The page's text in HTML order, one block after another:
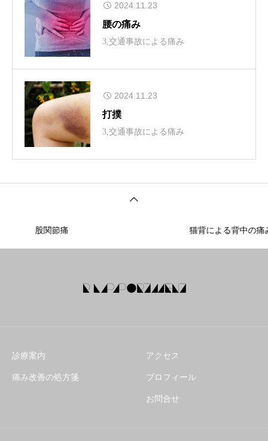
2024.11.23
腰の痛み
3,交通事故による痛み
2024.11.23
打撲
3,交通事故による痛み
股関節痛 猫背による背中の痛み
診療案内
痛み改善の処方箋
アクセス
プロフィール
お問合せ